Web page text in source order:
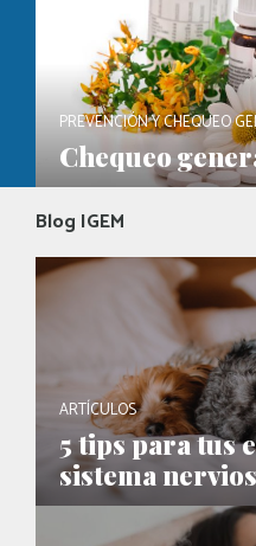
PREVENCIÓN Y CHEQUEO
Chequeo
Blog IGEM
ARTÍCULOS
5 tips para tus
sistema